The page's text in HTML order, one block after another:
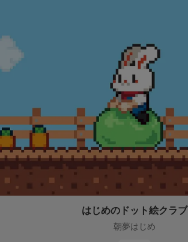
はじめのドット絵クラブ
朝夢はじめ